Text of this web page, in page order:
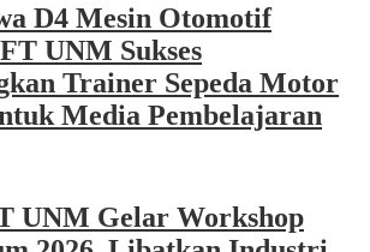
D4 Mesin Otomotif
UNM Sukses
Trainer Sepeda Motor
Media Pembelajaran
UNM Gelar Workshop